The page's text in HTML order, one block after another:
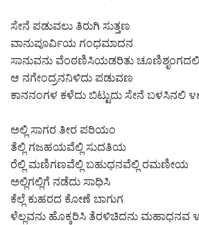
ಸೇನೆ ಪಡುವಲು ತಿರುಗಿ ಸುತ್ತಣ
ವಾನುಪೂರ್ವಿಯ ಗಂಧಮಾದನ
ಸಾನುವನು ವೆಂಠಣಿಸಿಯಡರಿತು ಚೂಣಿಶೃಂಗದಲಿ
ಆ ನಗೇಂದ್ರನನಿಳಿದು ಪಡುವಣ
ಕಾನನಂಗಳ ಕಳೆದು ಬಿಟ್ಟುದು ಸೇನೆ ಬಳಸಿನಲಿ
ಅಲ್ಲಿ ಸಾಗರ ತೀರ ಪರಿಯಂ
ತೆಲ್ಲಿ ಗಜಹಯವೆಲ್ಲಿ ಸುದತಿಯ
ರೆಲ್ಲಿ ಮಣಿಗಣವೆಲ್ಲಿ ಬಹುಧನವೆಲ್ಲಿ ರಮಣೀಯ
ಅಲ್ಲಿಗಲ್ಲಿಗೆ ನಡೆದು ಸಾಧಿಸಿ
ಕೆಲ್ಲೆ ಕುಹರದ ಕೋಣೆ ಬಾಗುಗ
ಳೆಲ್ಲವನು ಹೊಕ್ಕರಿಸಿ ತೆರಳಿಚಿದನು ಮಹಾಧನವ